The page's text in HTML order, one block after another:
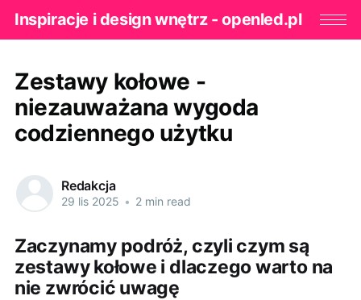
Inspiracje i design wnętrz - openled.pl
Zestawy kołowe -
niezauważana wygoda
codziennego użytku
Redakcja
29 lis 2025 • 2 min read
Zaczynamy podróż, czyli czym są
zestawy kołowe i dlaczego warto na
nie zwrócić uwagę